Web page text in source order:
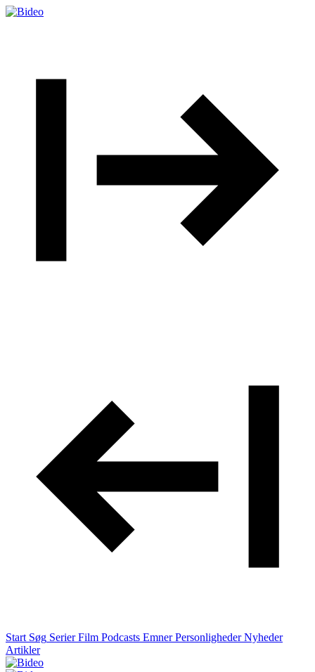
Start Søg Serier Film Podcasts Emner Personligheder Nyheder
Artikler